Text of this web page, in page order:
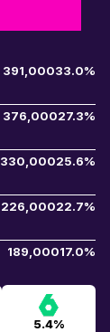
391,00033.0%
376,00027.3%
330,00025.6%
226,00022.7%
189,00017.0%
5.4%